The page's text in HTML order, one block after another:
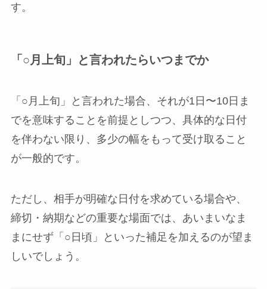
す。
「○月上旬」と言われたらいつまでか
「○月上旬」と言われた場合、それが1日〜10日ま
でを意味することを前提としつつ、具体的な日付
を伴わない限り、多少の幅をもって受け取ること
が一般的です。
ただし、相手が明確な日付を求めている場合や、
締切・納期などの重要な場面では、あいまいなま
まにせず「○日頃」といった補足を加えるのが望ま
しいでしょう。